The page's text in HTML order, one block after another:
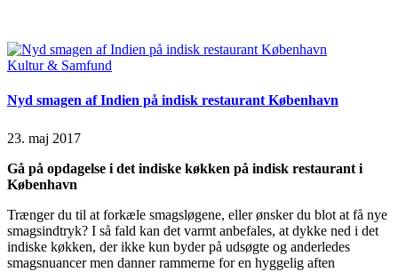
Posted
Kultur & Samfund
Nyd smagen af Indien på indisk restaurant København
23. maj 2017
Gå på opdagelse i det indiske køkken på indisk restaurant i
København
Trænger du til at forkæle smagsløgene, eller ønsker du blot at få nye
smagsindtryk? I så fald kan det varmt anbefales, at dykke ned i det
indiske køkken, der ikke kun byder på udsøgte og anderledes
smagsnuancer men danner rammerne for en hyggelig aften